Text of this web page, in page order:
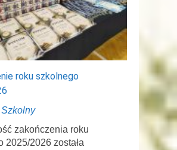
roku szkolnego
zakończenia roku
2025/2026 została